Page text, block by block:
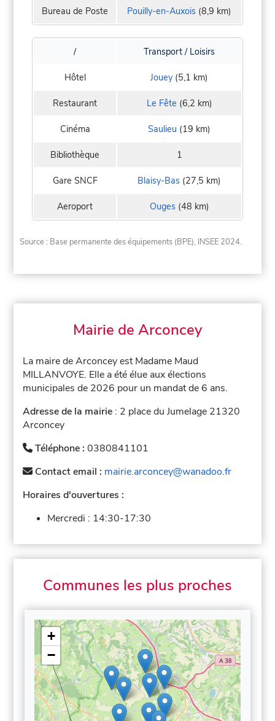
Bureau de Poste Pouilly-en-Auxois (8,9 km)
/ Transport / Loisirs
Hôtel Jouey (5,1 km)
Restaurant Le Fête (6,2 km)
Cinéma Saulieu (19 km)
Bibliothèque 1
Gare SNCF Blaisy-Bas (27,5 km)
Aeroport Ouges(48 km)
Source : Base permanente des équipements (BPE), INSEE 2024.
Mairie de Arconcey
La maire de Arconcey est Madame Maud
MILLANVOYE. Elle a été élue aux élections
municipales de 2026 pour un mandat de 6 ans.
Adresse de la mairie : 2 place du Jumelage 21320
Arconcey
Téléphone :0380841101
Contact email : mairie.arconcey@wanadoo.fr
Horaires d'ouvertures :
Mercredi : 14:30-17:30
Communes les plus proches
+
−